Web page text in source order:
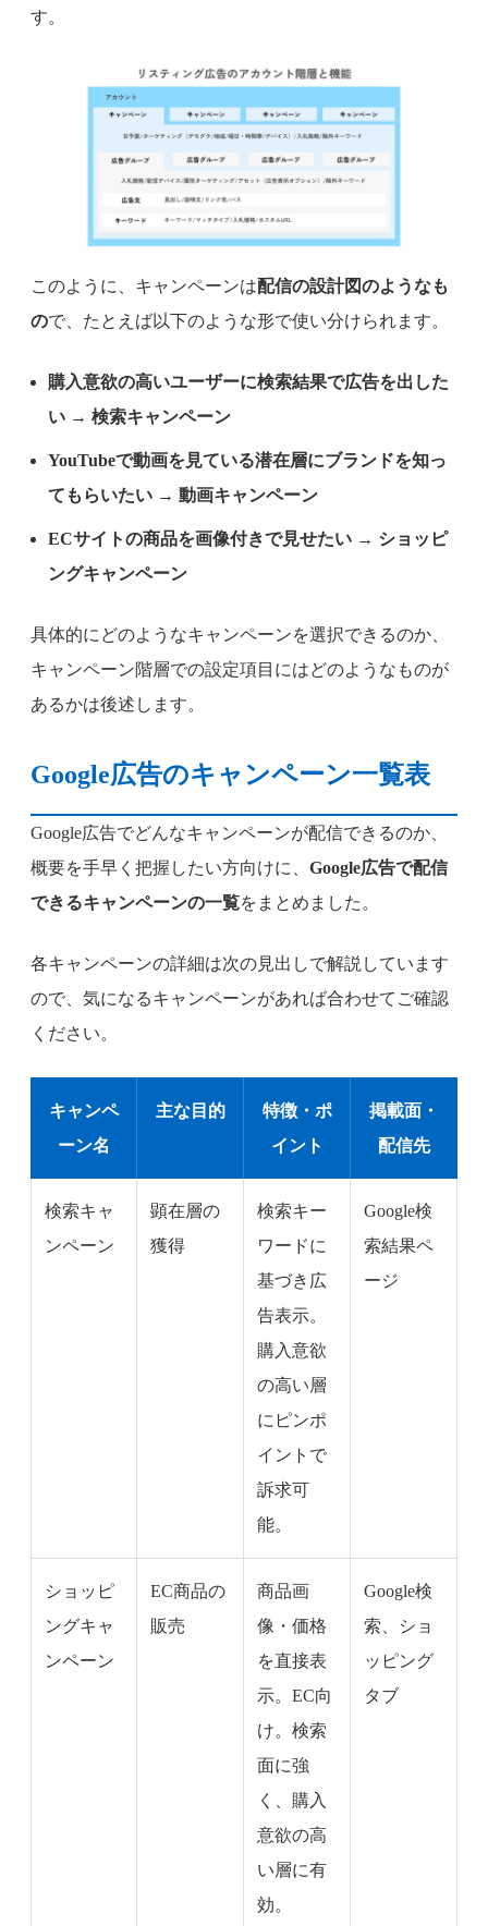
す。
このように、キャンペーンは配信の設計図のようなも
ので、たとえば以下のような形で使い分けられます。
購入意欲の高いユーザーに検索結果で広告を出した
い → 検索キャンペーン
YouTubeで動画を見ている潜在層にブランドを知っ
てもらいたい → 動画キャンペーン
ECサイトの商品を画像付きで見せたい → ショッピ
ングキャンペーン
具体的にどのようなキャンペーンを選択できるのか、
キャンペーン階層での設定項目にはどのようなものが
あるかは後述します。
Google広告のキャンペーン一覧表
Google広告でどんなキャンペーンが配信できるのか、
概要を手早く把握したい方向けに、 Google広告で配信
できるキャンペーンの一覧をまとめました。
各キャンペーンの詳細は次の見出しで解説しています
ので、気になるキャンペーンがあれば合わせてご確認
ください。
キャンペ
ーン名
主な目的
特徴・ポ
イント
掲載面・
配信先
検索キャ
ンペーン
顕在層の
獲得
検索キー
ワードに
基づき広
告表示。
購入意欲
の高い層
にピンポ
イントで
訴求可
能。
Google検
索結果ペ
ージ
ショッピ
ングキャ
ンペーン
EC商品の
販売
商品画
像・価格
を直接表
示。EC向
け。検索
面に強
く、購入
意欲の高
い層に有
効。
Google検
索、ショ
ッピング
タブ